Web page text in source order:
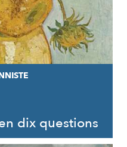
dix questions